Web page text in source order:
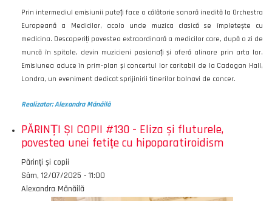
Prin intermediul emisiunii puteți face o călătorie sonoră inedită la Orchestra
Europeană a Medicilor, acolo unde muzica clasică se împletește cu
medicina. Descoperiți povestea extraordinară a medicilor care, după o zi de
muncă în spitale, devin muzicieni pasionați și oferă alinare prin arta lor.
Emisiunea aduce în prim-plan și concertul lor caritabil de la Cadogan Hall,
Londra, un eveniment dedicat sprijinirii tinerilor bolnavi de cancer.
Realizator: Alexandra Mănăilă
PĂRINȚI ȘI COPII #130 - Eliza și fluturele,
povestea unei fetițe cu hipoparatiroidism
Emisiunea
Părinți și copii
Data
Sâm, 12/07/2025 - 11:00
Autor
Alexandra Mănăilă